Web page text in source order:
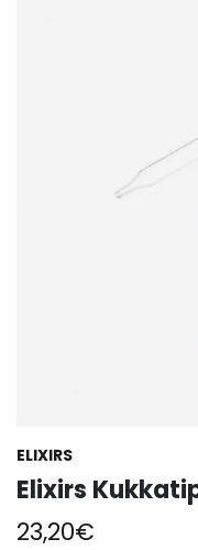
ELIXIRS
Elixirs
23,20€